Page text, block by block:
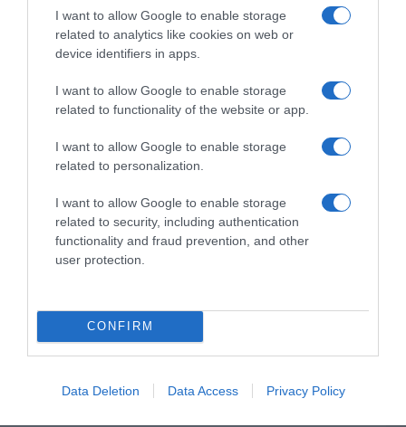
I want to allow Google to enable storage
related to analytics like cookies on web or
device identifiers in apps.
I want to allow Google to enable storage
related to functionality of the website or app.
I want to allow Google to enable storage
related to personalization.
I want to allow Google to enable storage
related to security, including authentication
functionality and fraud prevention, and other
user protection.
CONFIRM
Data Deletion Data Access Privacy Policy
ΔΙΑΒΑΣΤΕ ΚΑΙ ΤΑ ΠΑΡΑΚΑΤΩ
Ο καιρός των επομένων ημερών: Κανονικός
Ορθόδοξοι υπάρχουν και στα Βαλκάνια, κύριοι του
ΥΠΕΞ!
Το φαρμακείο των διακοπών: Ο πλήρης οδηγός για